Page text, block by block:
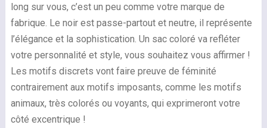
long sur vous, c’est un peu comme votre marque de
fabrique. Le noir est passe-partout et neutre, il représente
l’élégance et la sophistication. Un sac coloré va refléter
votre personnalité et style, vous souhaitez vous affirmer !
Les motifs discrets vont faire preuve de féminité
contrairement aux motifs imposants, comme les motifs
animaux, très colorés ou voyants, qui exprimeront votre
côté excentrique !